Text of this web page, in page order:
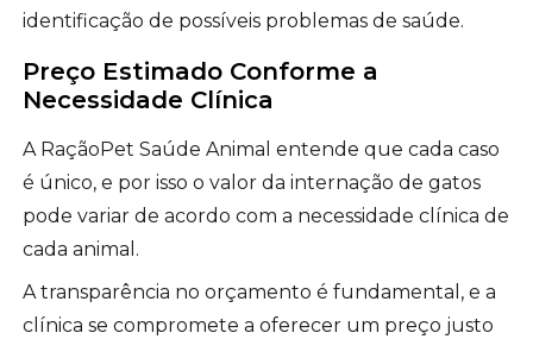
identificação de possíveis problemas de saúde.
Preço Estimado Conforme a
Necessidade Clínica
A RaçãoPet Saúde Animal entende que cada caso
é único, e por isso o valor da internação de gatos
pode variar de acordo com a necessidade clínica de
cada animal.
A transparência no orçamento é fundamental, e a
clínica se compromete a oferecer um preço justo